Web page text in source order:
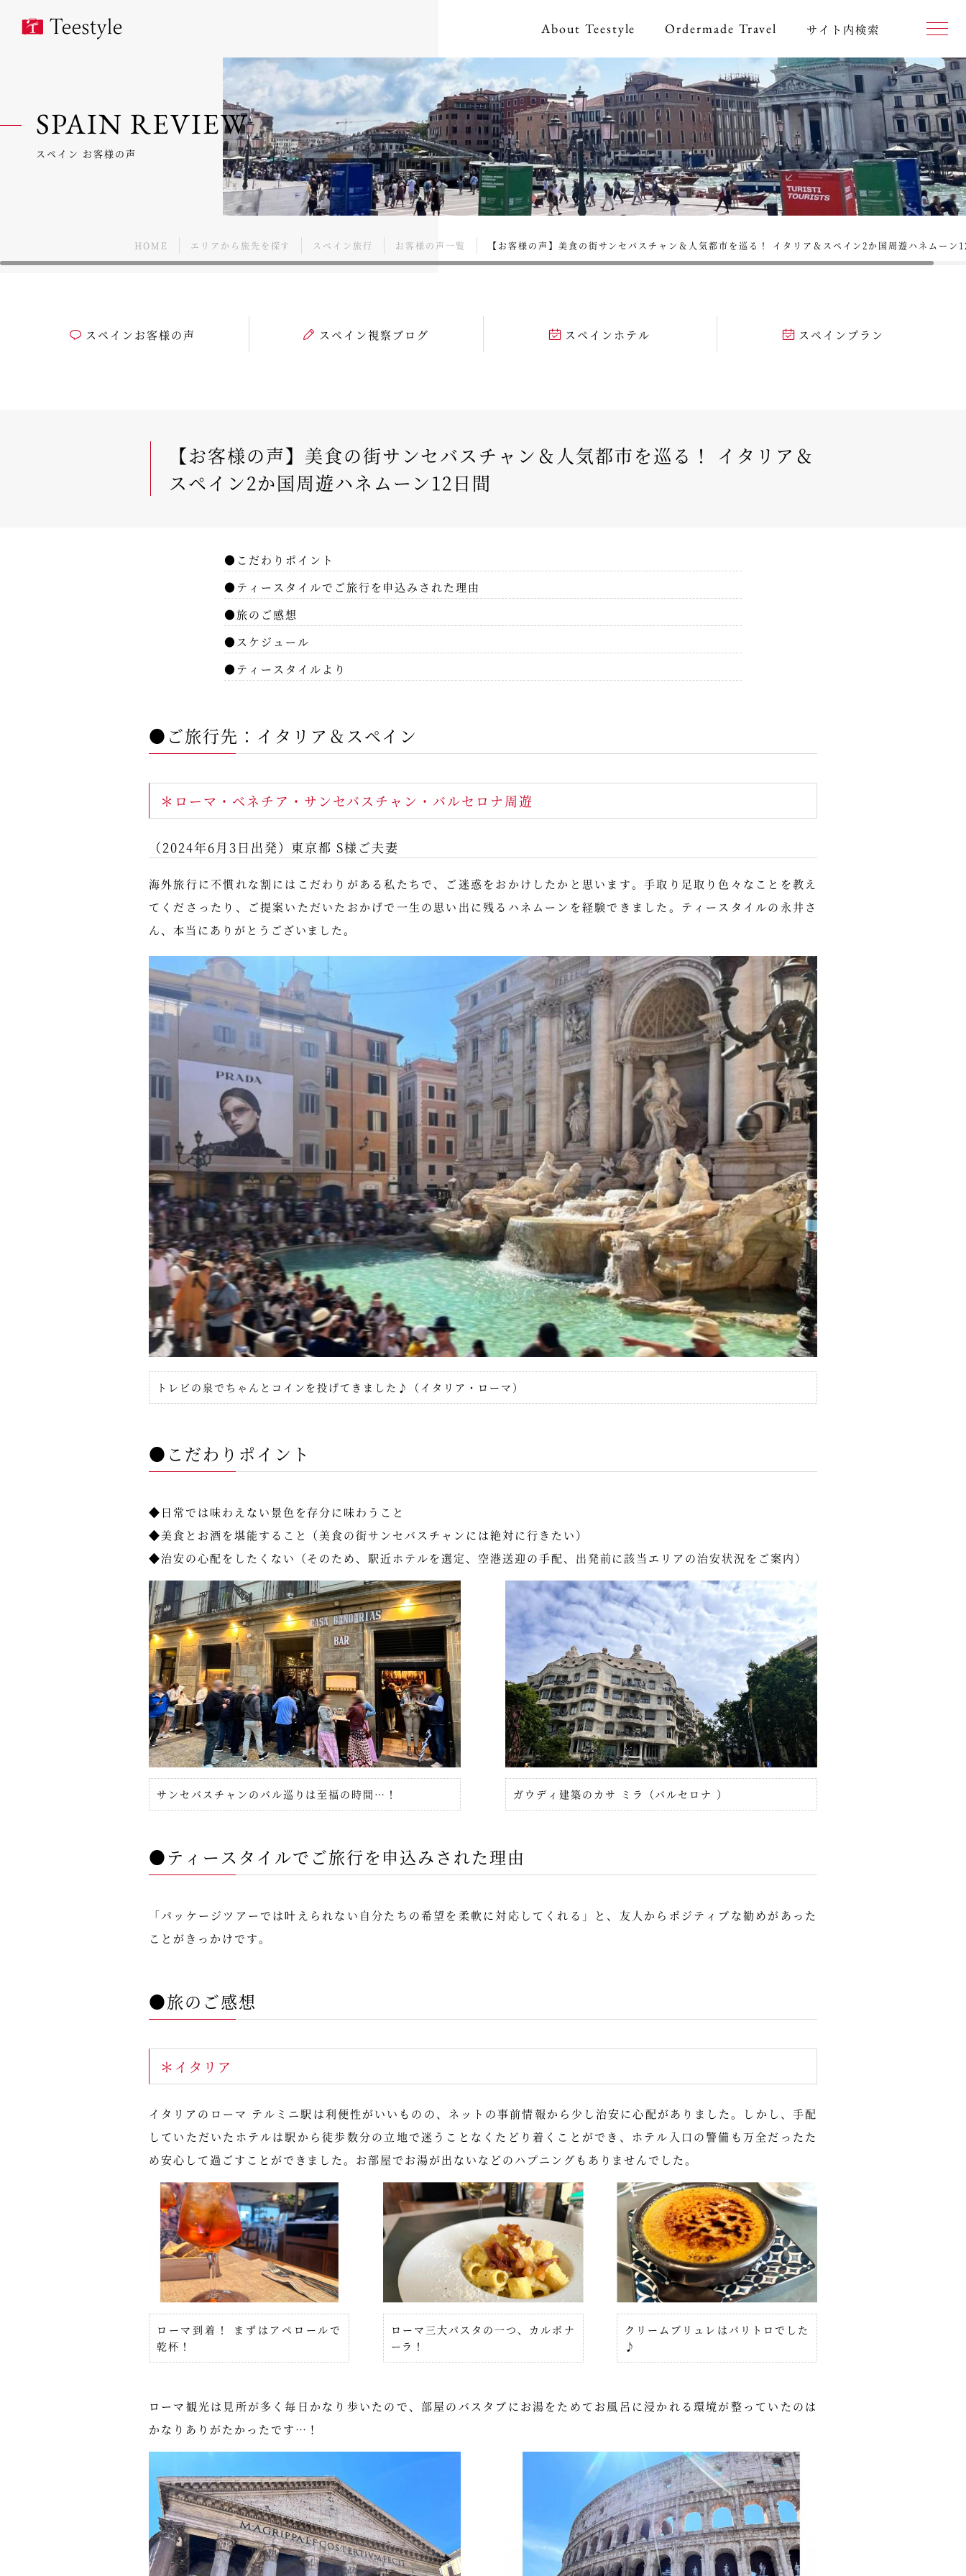
About Teestyle Ordermade Travel サイト内検索
SPAIN REVIEW
スペイン お客様の声
HOME エリアから旅先を探す スペイン旅行 お客様の声一覧 【お客様の声】美食の街サンセバスチャン＆人気都市を巡る！ イタリア＆スペイン2か国周遊ハネムーン
スペインお客様の声 スペイン視察ブログ スペインホテル スペインプラン
【お客様の声】美食の街サンセバスチャン＆人気都市を巡る！ イタリア＆
スペイン2か国周遊ハネムーン12日間
●こだわりポイント
●ティースタイルでご旅行を申込みされた理由
●旅のご感想
●スケジュール
●ティースタイルより
●ご旅行先：イタリア＆スペイン
＊ローマ・ベネチア・サンセバスチャン・バルセロナ周遊
（2024年6月3日出発）東京都 S様ご夫妻
海外旅行に不慣れな割にはこだわりがある私たちで、ご迷惑をおかけしたかと思います。手取り足取り色々なことを教え
てくださったり、ご提案いただいたおかげで一生の思い出に残るハネムーンを経験できました。ティースタイルの永井さ
ん、本当にありがとうございました。
トレビの泉でちゃんとコインを投げてきました♪（イタリア・ローマ）
●こだわりポイント
◆日常では味わえない景色を存分に味わうこと
◆美食とお酒を堪能すること（美食の街サンセバスチャンには絶対に行きたい）
◆治安の心配をしたくない（そのため、駅近ホテルを選定、空港送迎の手配、出発前に該当エリアの治安状況をご案内）
サンセバスチャンのバル巡りは至福の時間…！ ガウディ建築のカサ ミラ（バルセロナ ）
●ティースタイルでご旅行を申込みされた理由
「パッケージツアーでは叶えられない自分たちの希望を柔軟に対応してくれる」と、友人からポジティブな勧めがあった
ことがきっかけです。
●旅のご感想
＊イタリア
イタリアのローマ テルミニ駅は利便性がいいものの、ネットの事前情報から少し治安に心配がありました。しかし、手配
していただいたホテルは駅から徒歩数分の立地で迷うことなくたどり着くことができ、ホテル入口の警備も万全だったた
め安心して過ごすことができました。お部屋でお湯が出ないなどのハプニングもありませんでした。
ローマ到着！ まずはアペロールで
乾杯！
ローマ三大パスタの一つ、カルボナ
ーラ！
クリームブリュレはパリトロでした
♪
ローマ観光は見所が多く毎日かなり歩いたので、部屋のバスタブにお湯をためてお風呂に浸かれる環境が整っていたのは
かなりありがたかったです…！